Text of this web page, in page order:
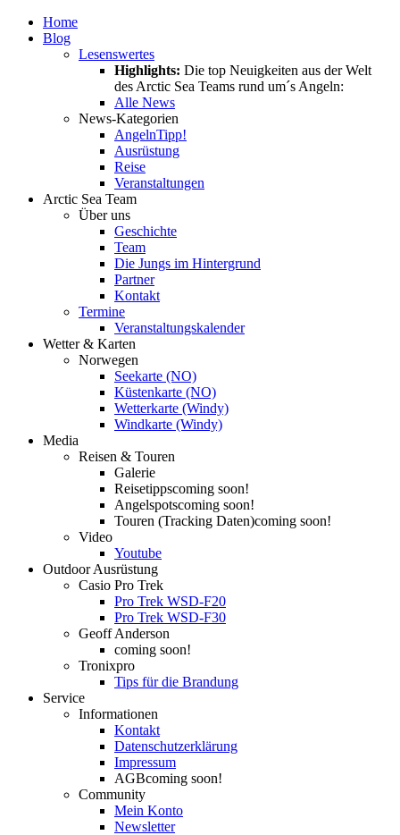
Home
Blog
Lesenswertes
Highlights: Die top Neuigkeiten aus der Welt
des Arctic Sea Teams rund um´s Angeln:
Alle News
News-Kategorien
AngelnTipp!
Ausrüstung
Reise
Veranstaltungen
Arctic Sea Team
Über uns
Geschichte
Team
Die Jungs im Hintergrund
Partner
Kontakt
Termine
Veranstaltungskalender
Wetter & Karten
Norwegen
Seekarte (NO)
Küstenkarte (NO)
Wetterkarte (Windy)
Windkarte (Windy)
Media
Reisen & Touren
Galerie
Reisetippscoming soon!
Angelspotscoming soon!
Touren (Tracking Daten)coming soon!
Video
Youtube
Outdoor Ausrüstung
Casio Pro Trek
Pro Trek WSD-F20
Pro Trek WSD-F30
Geoff Anderson
coming soon!
Tronixpro
Tips für die Brandung
Service
Informationen
Kontakt
Datenschutzerklärung
Impressum
AGBcoming soon!
Community
Mein Konto
Newsletter